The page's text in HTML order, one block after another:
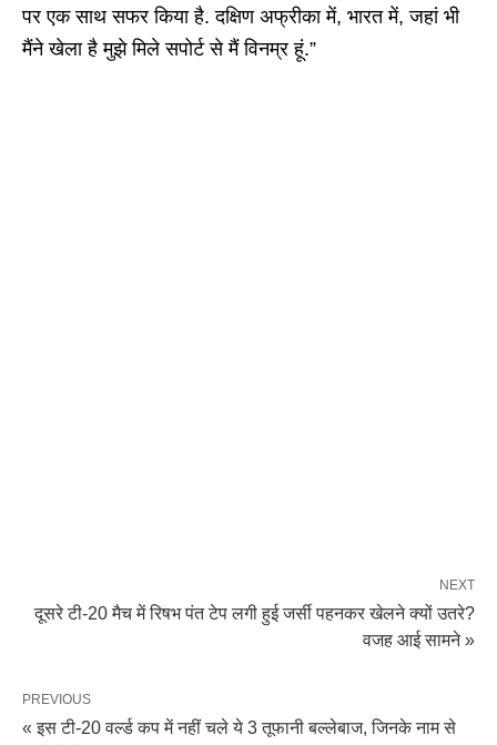
पर एक साथ सफर किया है. दक्षिण अफ्रीका में, भारत में, जहां भी
मैंने खेला है मुझे मिले सपोर्ट से मैं विनम्र हूं.”
NEXT
दूसरे टी-20 मैच में रिषभ पंत टेप लगी हुई जर्सी पहनकर खेलने क्यों उतरे?
वजह आई सामने »
PREVIOUS
« इस टी-20 वर्ल्ड कप में नहीं चले ये 3 तूफानी बल्लेबाज, जिनके नाम से